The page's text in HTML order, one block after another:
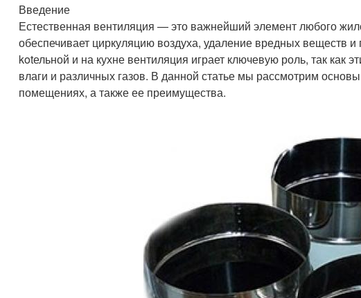
Введение
Естественная вентиляция — это важнейший элемент любого
обеспечивает циркуляцию воздуха, удаление вредных веществ
kotельной и на кухне вентиляция играет ключевую роль, так
влаги и различных газов. В данной статье мы рассмотрим
помещениях, а также ее преимущества.